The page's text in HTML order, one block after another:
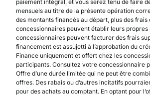
paiement intégral, et vous serez tenu de faire
mensuels au titre de la présente opération
des montants financés au départ, plus des frais
concessionnaires peuvent établir leurs propres
concessionnaires peuvent facturer des frais
financement est assujetti à l’approbation du
Finance uniquement et offert chez les
participants. Consultez votre concessionnaire
Offre d’une durée limitée qui ne peut être
offres. Des rabais ou d’autres incitatifs
pour des achats au comptant. En optant pour